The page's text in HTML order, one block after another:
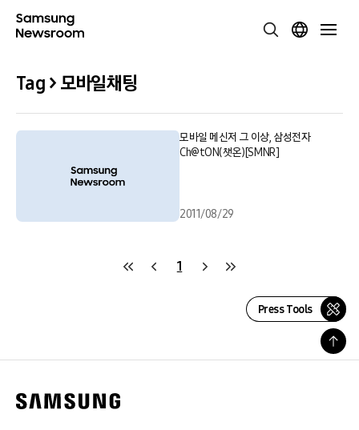
Tag > 모바일채팅
모바일 메신저 그 이상, 삼성전자
Ch@tON(챗온)[SMNR]
2011/08/29
1
Press Tools